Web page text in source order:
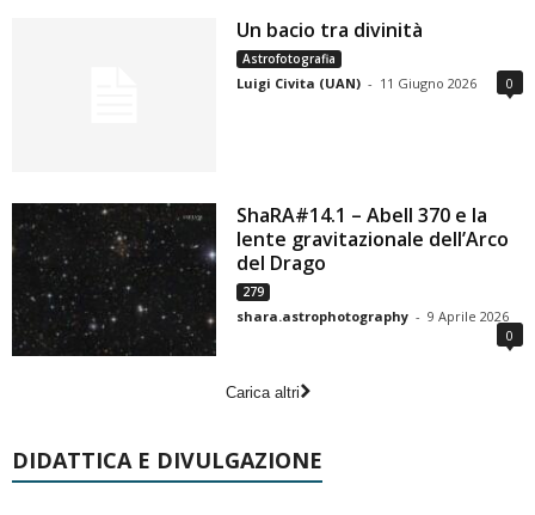
Un bacio tra divinità
Astrofotografia
Luigi Civita (UAN) - 11 Giugno 2026 0
ShaRA#14.1 – Abell 370 e la
lente gravitazionale dell’Arco
del Drago
279
shara.astrophotography - 9 Aprile 2026
0
Carica altri
DIDATTICA E DIVULGAZIONE